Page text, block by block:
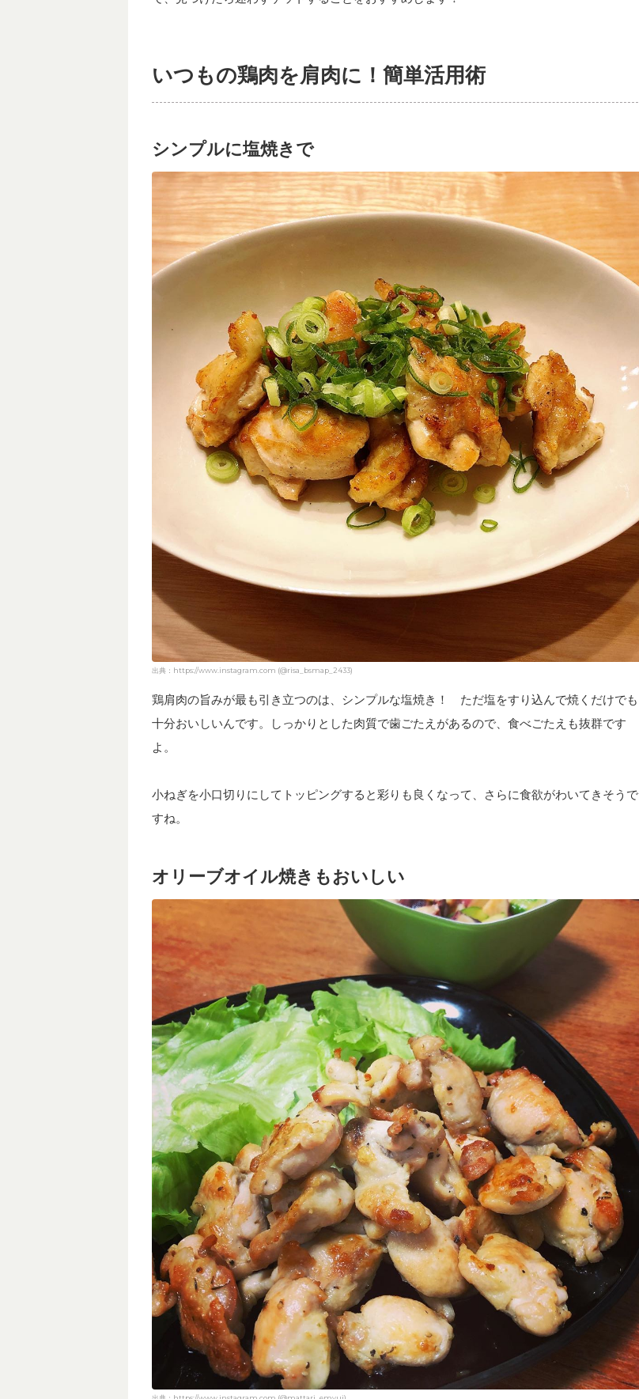
いつもの鶏肉を肩肉に！簡単活用術
シンプルに塩焼きで
出典：https://www.instagram.com (@risa_bsmap_2433)
鶏肩肉の旨みが最も引き立つのは、シンプルな塩焼き！ ただ塩をすり込んで焼くだけでも
十分おいしいんです。しっかりとした肉質で歯ごたえがあるので、食べごたえも抜群です
よ。
小ねぎを小口切りにしてトッピングすると彩りも良くなって、さらに食欲がわいてきそうで
すね。
オリーブオイル焼きもおいしい